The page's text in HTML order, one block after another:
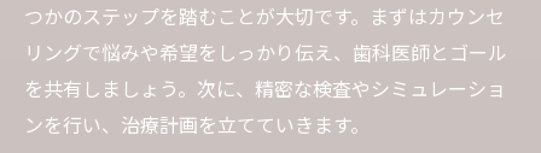
つかのステップを踏むことが大切です。まずはカウンセ
リングで悩みや希望をしっかり伝え、歯科医師とゴール
を共有しましょう。次に、精密な検査やシミュレーショ
ンを行い、治療計画を立てていきます。